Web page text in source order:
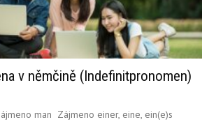
v němčině (Indefinitpronomen)
man Zájmeno einer, eine, ein(e)s